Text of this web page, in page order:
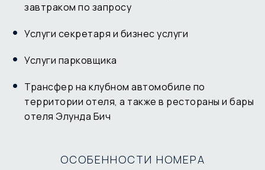
завтраком по запросу
Услуги секретаря и бизнес услуги
Услуги парковщика
Трансфер на клубном автомобиле по
территории отеля, а также в рестораны и бары
отеля Элунда Бич
ОСОБЕННОСТИ НОМЕРА